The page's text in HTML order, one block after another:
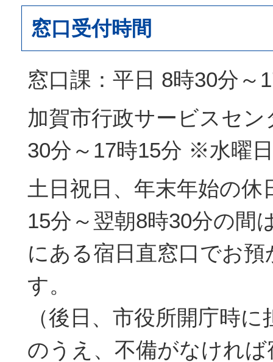
窓口受付時間
窓口課：平日 8時30分～
加賀市行政サービスセン
30分～17時15分 ※水曜
土日祝日、年末年始の休
15分～翌朝8時30分の間
にある宿日直窓口でお
す。
（後日、市役所開庁時
のうえ、不備がなけれ